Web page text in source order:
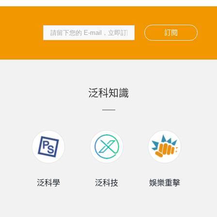
訂閱
泛科知識
泛科學 泛科技 娛樂重擊